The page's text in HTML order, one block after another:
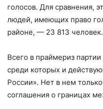
голосов. Для сравнения,
людей, имеющих право
районе, — 23 813 человек.
Всего в праймериз
среди которых и
России». Нет в нем
соглашения о границах